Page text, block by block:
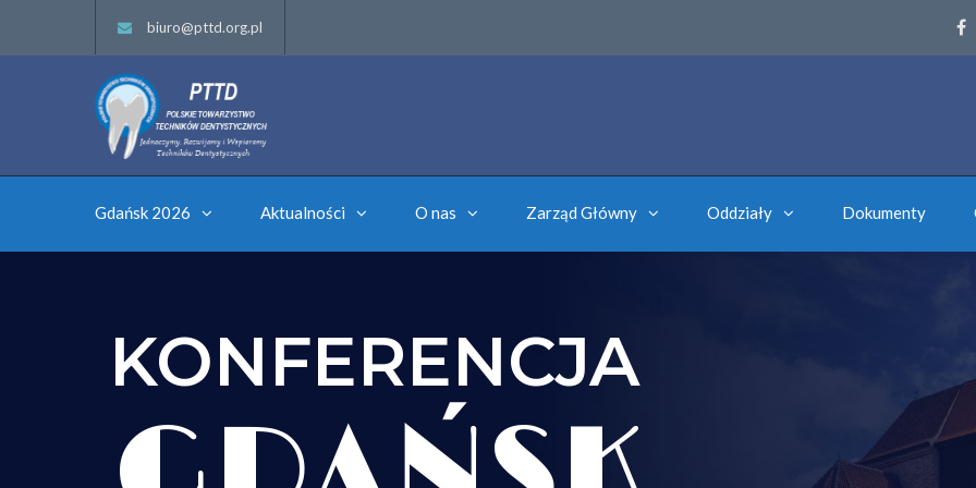
biuro@pttd.org.pl
Gdańsk 2026 Aktualności O nas Zarząd Główny Oddziały Dokumenty
KONFERENCJA